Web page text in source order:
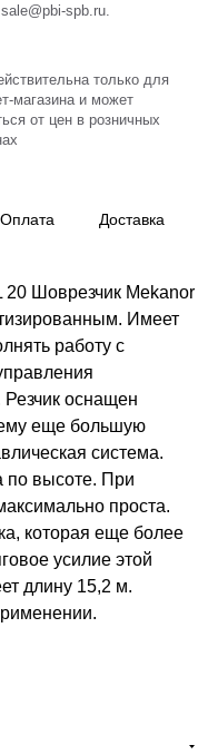
sale@pbi-spb.ru.
только для
магазина и может
от цен в розничных
Оплата Доставка
Шоврезчик Mekanor
Имеет
работу с
Резчик оснащен
еще большую
система.
по высоте. При
проста.
которая еще более
усилие этой
длину 15,2 м.